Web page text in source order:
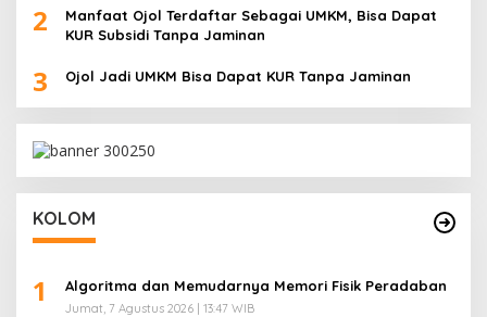
2
Manfaat Ojol Terdaftar Sebagai UMKM, Bisa Dapat
KUR Subsidi Tanpa Jaminan
3 Ojol Jadi UMKM Bisa Dapat KUR Tanpa Jaminan
KOLOM
1 Algoritma dan Memudarnya Memori Fisik Peradaban
Jumat, 7 Agustus 2026 | 13:47 WIB